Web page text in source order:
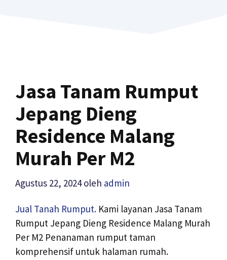
Jasa Tanam Rumput
Jepang Dieng
Residence Malang
Murah Per M2
Agustus 22, 2024 oleh admin
Jual Tanah Rumput. Kami layanan Jasa Tanam
Rumput Jepang Dieng Residence Malang Murah
Per M2 Penanaman rumput taman
komprehensif untuk halaman rumah.